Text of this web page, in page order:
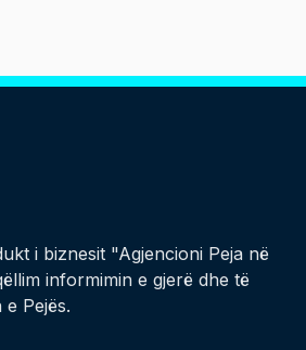
i biznesit "Agjencioni Peja në
informimin e gjerë dhe të
Pejës.